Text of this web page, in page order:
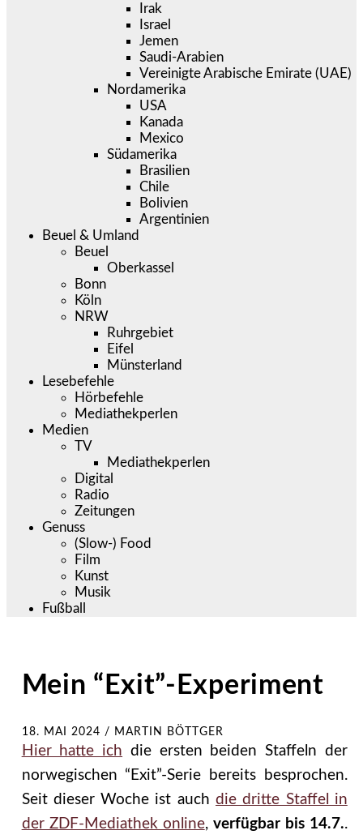
Irak
Israel
Jemen
Saudi-Arabien
Vereinigte Arabische Emirate (UAE)
Nordamerika
USA
Kanada
Mexico
Südamerika
Brasilien
Chile
Bolivien
Argentinien
Beuel & Umland
Beuel
Oberkassel
Bonn
Köln
NRW
Ruhrgebiet
Eifel
Münsterland
Lesebefehle
Hörbefehle
Mediathekperlen
Medien
TV
Mediathekperlen
Digital
Radio
Zeitungen
Genuss
(Slow-) Food
Film
Kunst
Musik
Fußball
Mein “Exit”-Experiment
18. MAI 2024 / MARTIN BÖTTGER
Hier hatte ich die ersten beiden Staffeln der
norwegischen “Exit”-Serie bereits besprochen.
Seit dieser Woche ist auch die dritte Staffel in
der ZDF-Mediathek online, verfügbar bis 14.7..